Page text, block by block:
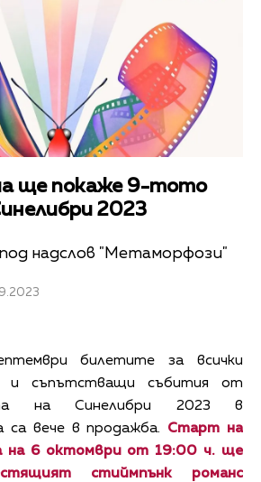
ще покаже 9-тото
2023
надслов "Метаморфози"
билетите за всички
и съпътстващи събития от
на Синелибри 2023 в
са вече в продажба. Старт на
на 6 октомври от 19:00 ч. ще
стиймпънк романс